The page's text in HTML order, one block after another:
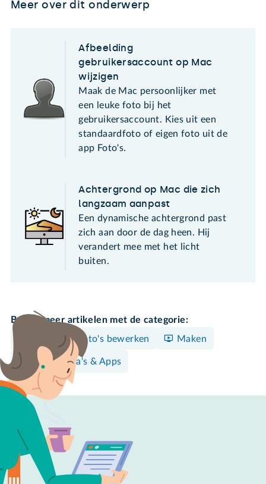
Meer over dit onderwerp
Afbeelding
gebruikersaccount op Mac
wijzigen
Maak de Mac persoonlijker met
een leuke foto bij het
gebruikersaccount. Kies uit een
standaardfoto of eigen foto uit de
app Foto's.
Achtergrond op Mac die zich
langzaam aanpast
Een dynamische achtergrond past
zich aan door de dag heen. Hij
verandert mee met het licht
buiten.
Bekijk meer artikelen met de categorie:
Foto's bewerken Maken
Programma's & Apps